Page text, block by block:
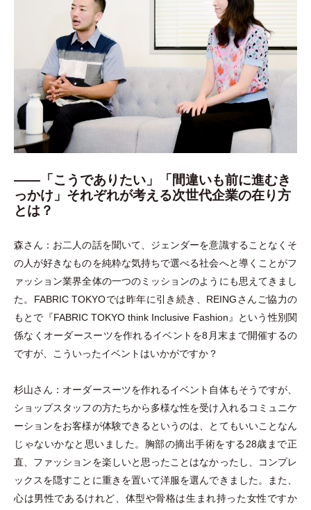
――「こうでありたい」「間違いも前に進むき
っかけ」それぞれが考える次世代企業の在り方
とは？
森さん：お二人の話を聞いて、ジェンダーを意識することなくそ
の人が好きなものを純粋な気持ちで選べる社会へと導くことがフ
ァッション業界全体の一つのミッションのようにも思えてきまし
た。FABRIC TOKYOでは昨年に引き続き、REINGさんご協力の
もとで『FABRIC TOKYO think Inclusive Fashion』という性別関
係なくオーダースーツを作れるイベントを8月末まで開催するの
ですが、こういったイベントはいかがですか？
杉山さん：オーダースーツを作れるイベント自体もそうですが、
ショップスタッフの方たちから多様な性を受け入れるコミュニケ
ーションをお客様が体験できるというのは、とてもいいことなん
じゃないかなと思いました。胸部の摘出手術をする28歳まで正
直、ファッションを楽しいと思ったことはなかったし、コンプレ
ックスを隠すことに重きを置いて洋服を選んできました。また、
心は男性であるけれど、体型や骨格は生まれ持った女性ですか